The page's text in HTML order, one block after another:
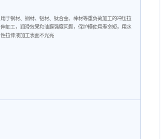
用于钢材、铜材、铝材、钛合金、棒材等重负荷加工的冲压拉
伸加工，润滑效果和油膜强度问题，保护模使用寿命短，用水
性拉伸液加工表面不光亮